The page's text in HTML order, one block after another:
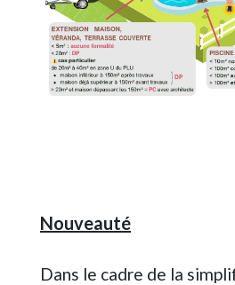
Nouveauté
Dans le cadre de la